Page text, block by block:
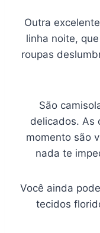
Outra
linha noite,
roupas
São
delicados. As
momento são
nada te
Você ainda
tecidos